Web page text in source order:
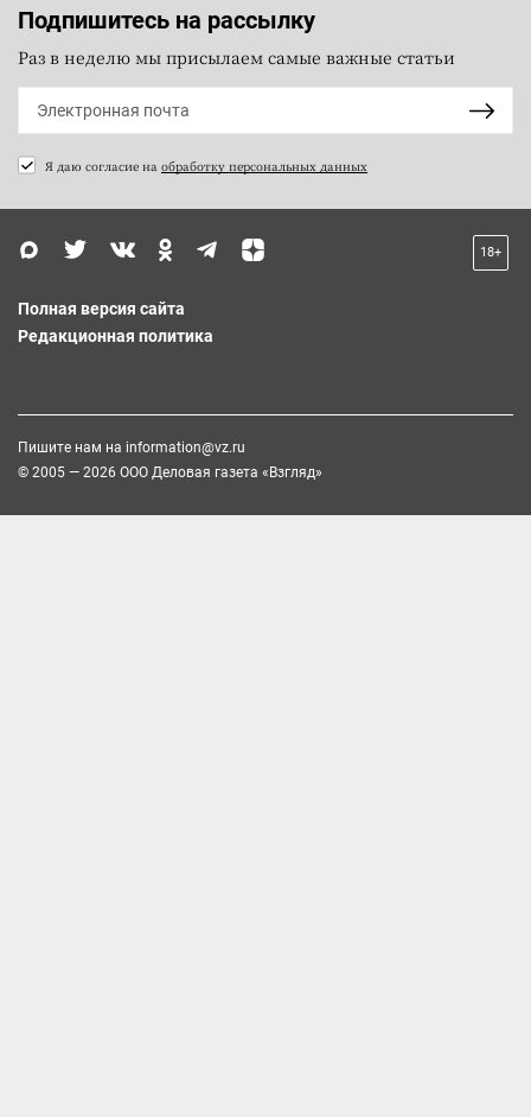
Подпишитесь на рассылку
Раз в неделю мы присылаем самые важные статьи
Я даю согласие на обработку персональных данных
18+
Полная версия сайта
Редакционная политика
Пишите нам на information@vz.ru
© 2005 — 2026 ООО Деловая газета «Взгляд»